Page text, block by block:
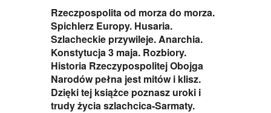
Rzeczpospolita od morza do morza.
Spichlerz Europy. Husaria.
Szlacheckie przywileje. Anarchia.
Konstytucja 3 maja. Rozbiory.
Historia Rzeczypospolitej Obojga
Narodów pełna jest mitów i klisz.
Dzięki tej książce poznasz uroki i
trudy życia szlachcica-Sarmaty.